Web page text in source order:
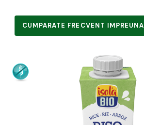
CUMPARATE FRECVENT IMPREUNA